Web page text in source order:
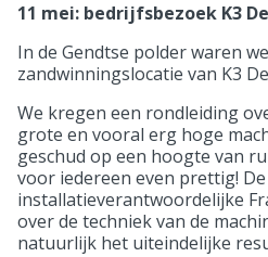
11 mei: bedrijfsbezoek K3
In de Gendtse polder waren
zandwinningslocatie van K3
We kregen een rondleiding
grote en vooral erg hoge
geschud op een hoogte van
voor iedereen even prettig! De
installatieverantwoordelijke
over de techniek van de
natuurlijk het uiteindelijke